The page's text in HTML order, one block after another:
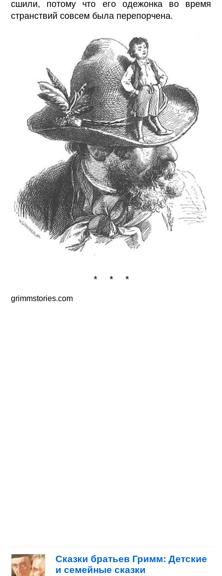
сшили, потому что его одежонка во время
странствий совсем была перепорчена.
* * *
grimmstories.com
Сказки братьев Гримм: Детские
и семейные сказки